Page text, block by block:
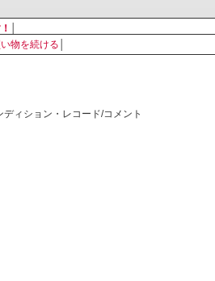
物を続ける
ィション・レコード/コメント